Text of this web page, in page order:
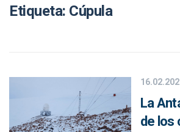
Etiqueta: Cúpula
La
de los